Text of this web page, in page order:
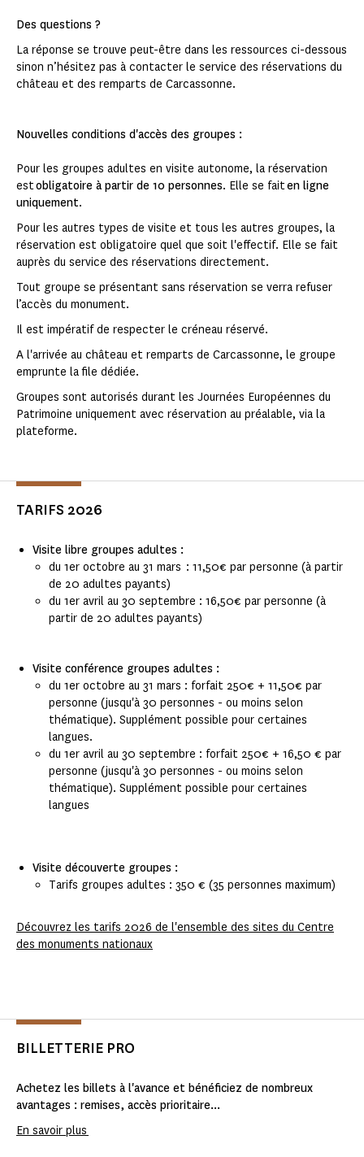
Des questions ?
La réponse se trouve peut-être dans les ressources ci-dessous
sinon n’hésitez pas à contacter le service des réservations du
château et des remparts de Carcassonne.
Nouvelles conditions d'accès des groupes :
Pour les groupes adultes en visite autonome, la réservation
estobligatoire à partir de 10 personnes. Elle se faiten ligne
uniquement.
Pour les autres types de visite et tous les autres groupes, la
réservation est obligatoire quel que soit l'effectif. Elle se fait
auprès du service des réservations directement.
Tout groupe se présentant sans réservation se verra refuser
l’accès du monument.
Il est impératif de respecter le créneau réservé.
A l'arrivée au château et remparts de Carcassonne, le groupe
emprunte la file dédiée.
Groupes sont autorisés durant les Journées Européennes du
Patrimoine uniquement avec réservation au préalable, via la
plateforme.
TARIFS 2026
Visite libre groupes adultes :
du 1er octobre au 31 mars : 11,50€ par personne (à partir
de 20 adultes payants)
du 1er avril au 30 septembre : 16,50€ par personne (à
partir de 20 adultes payants)
Visite conférence groupes adultes :
du 1er octobre au 31 mars : forfait 250€ + 11,50€ par
personne (jusqu'à 30 personnes - ou moins selon
thématique). Supplément possible pour certaines
langues.
du 1er avril au 30 septembre : forfait 250€ + 16,50 € par
personne (jusqu'à 30 personnes - ou moins selon
thématique). Supplément possible pour certaines
langues
Visite découverte groupes :
Tarifs groupes adultes : 350 € (35 personnes maximum)
Découvrez les tarifs 2026 de l'ensemble des sites du Centre
des monuments nationaux
BILLETTERIE PRO
Achetez les billets à l'avance et bénéficiez de nombreux
avantages : remises, accès prioritaire...
En savoir plus